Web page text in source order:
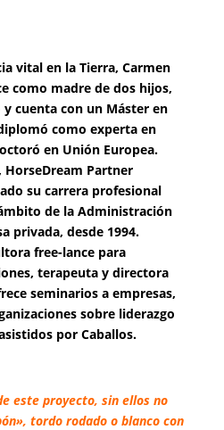
vital en la Tierra, Carmen
como madre de dos hijos,
y cuenta con un Máster en
como experta en
en Unión Europea.
HorseDream Partner
su carrera profesional
de la Administración
privada, desde 1994.
free-lance para
terapeuta y directora
seminarios a empresas,
sobre liderazgo
por Caballos.
este proyecto, sin ellos no
tordo rodado o blanco con